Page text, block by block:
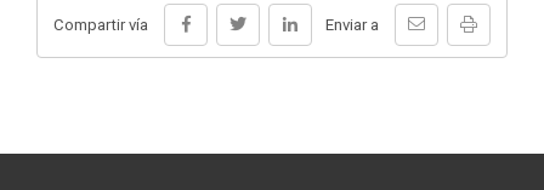
Compartir vía Enviar a